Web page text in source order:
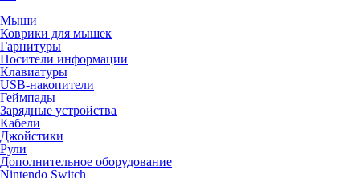
Мыши
Коврики для мышек
Гарнитуры
Носители информации
Клавиатуры
USB-накопители
Геймпады
Зарядные устройства
Кабели
Джойстики
Рули
Дополнительное оборудование
Nintendo Switch